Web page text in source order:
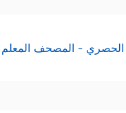
الحصري - المصحف المعلم